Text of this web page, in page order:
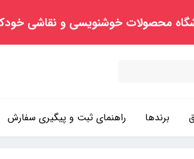
محصولات خوشنویسی و نقاشی
برندها راهنمای ثبت و پیگیری سفارش